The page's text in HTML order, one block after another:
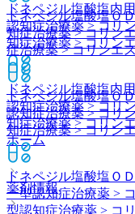
ドネペジル塩酸塩内
認知症治療薬 > コリ
知症治療薬 > コリン
ドネペジル塩酸塩内
認知症治療薬 > コリ
知症治療薬 > コリン
ホーム
薬剤情報
ドネペジル塩酸塩Ｏ
知症治療薬 > コリン
症治療薬 > コリンエ
ドネペジル塩酸塩Ｏ
認知症治療薬 > コリ
知症治療薬 > コリン
ドネペジル塩酸塩Ｏ
ー型認知症治療薬 >
型認知症治療薬 > コ